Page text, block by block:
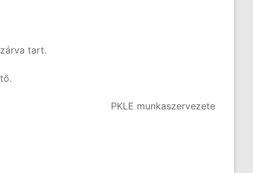
tart.
PKLE munkaszervezete